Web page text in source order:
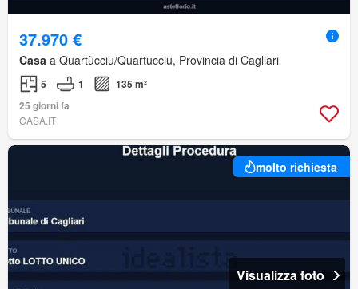
37.970 €
Casa a Quartùcciu/Quartucciu, Provincia di Cagliari
5 1
135 m²
25 giorni fa
CASA.IT
molto richiesta
Visualizza foto